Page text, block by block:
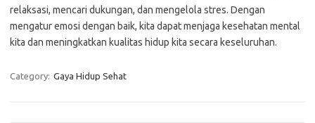
relaksasi, mencari dukungan, dan mengelola stres. Dengan
mengatur emosi dengan baik, kita dapat menjaga kesehatan mental
kita dan meningkatkan kualitas hidup kita secara keseluruhan.
Category: Gaya Hidup Sehat